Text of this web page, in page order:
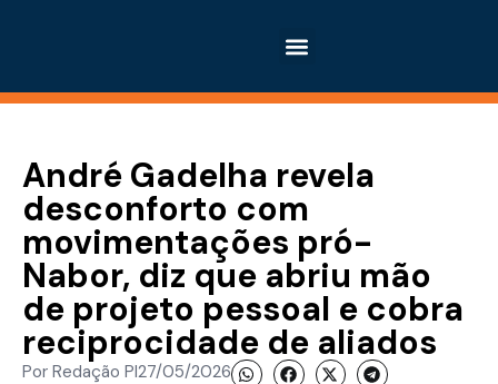
André Gadelha revela
desconforto com
movimentações pró-
Nabor, diz que abriu mão
de projeto pessoal e cobra
reciprocidade de aliados
Por Redação PI27/05/2026